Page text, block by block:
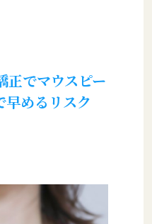
正でマウスピー
早めるリスク